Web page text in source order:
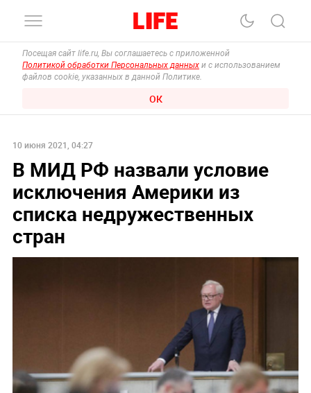
Посещая сайт life.ru, Вы соглашаетесь с приложенной
Политикой обработки Персональных данных и с использованием
файлов cookie, указанных в данной Политике.
ОК
10 июня 2021, 04:27
В МИД РФ назвали условие
исключения Америки из
списка недружественных
стран